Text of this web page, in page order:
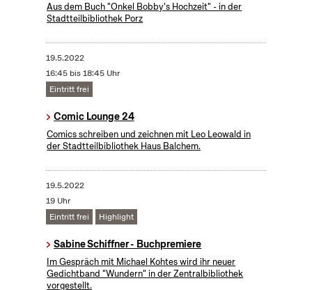
Aus dem Buch "Onkel Bobby's Hochzeit" - in der
Stadtteilbibliothek Porz
19.5.2022
16:45 bis 18:45 Uhr
Eintritt frei
Comic Lounge 24
Comics schreiben und zeichnen mit Leo Leowald in
der Stadtteilbibliothek Haus Balchem.
19.5.2022
19 Uhr
Eintritt frei
Highlight
Sabine Schiffner - Buchpremiere
Im Gespräch mit Michael Kohtes wird ihr neuer
Gedichtband "Wundern" in der Zentralbibliothek
vorgestellt.